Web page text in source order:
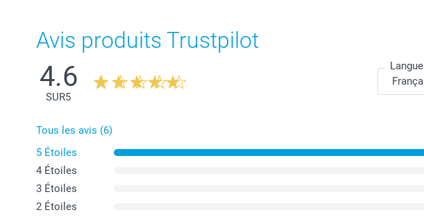
Avis produits Trustpilot
4.6
SUR5
Langue
Tous les avis (6)
5 Étoiles
4 Étoiles
3 Étoiles
2 Étoiles